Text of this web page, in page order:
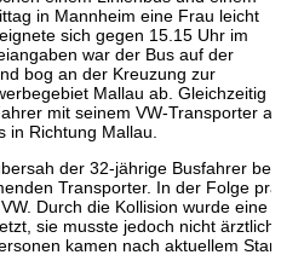
in Mannheim eine Frau leicht
sich gegen 15.15 Uhr im
war der Bus auf der
bog an der Kreuzung zur
Mallau ab. Gleichzeitig
mit seinem VW-Transporter
Richtung Mallau.
der 32-jährige Busfahrer
Transporter. In der Folge
Durch die Kollision wurde eine
sie musste jedoch nicht ärztlich
kamen nach aktuellem